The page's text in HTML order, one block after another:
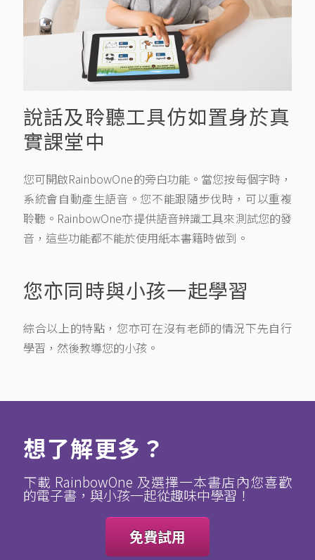
說話及聆聽工具仿如置身於真
實課堂中
您可開啟RainbowOne的旁白功能。當您按每個字時，
系統會自動產生語音。您不能跟隨步伐時，可以重複
聆聽。RainbowOne亦提供語音辨識工具來測試您的發
音，這些功能都不能於使用紙本書籍時做到。
您亦同時與小孩一起學習
綜合以上的特點，您亦可在沒有老師的情況下先自行
學習，然後教導您的小孩。
想了解更多？
下載 RainbowOne 及選擇一本書店內您喜歡
的電子書，與小孩一起從趣味中學習！
免費試用